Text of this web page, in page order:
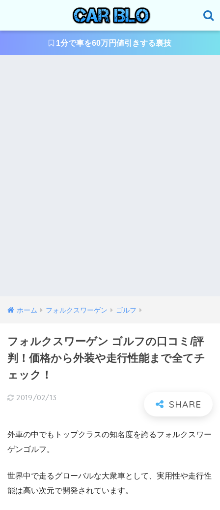
1分で車を60万円値引きする裏技
ホーム フォルクスワーゲン ゴルフ
フォルクスワーゲン ゴルフの口コミ/評
判！価格から外装や走行性能まで全てチ
ェック！
2019/02/13
外車の中でもトップクラスの知名度を誇るフォルクスワー
ゲンゴルフ。
世界中で走るグローバルな大衆車として、実用性や走行性
能は高い次元で開発されています。